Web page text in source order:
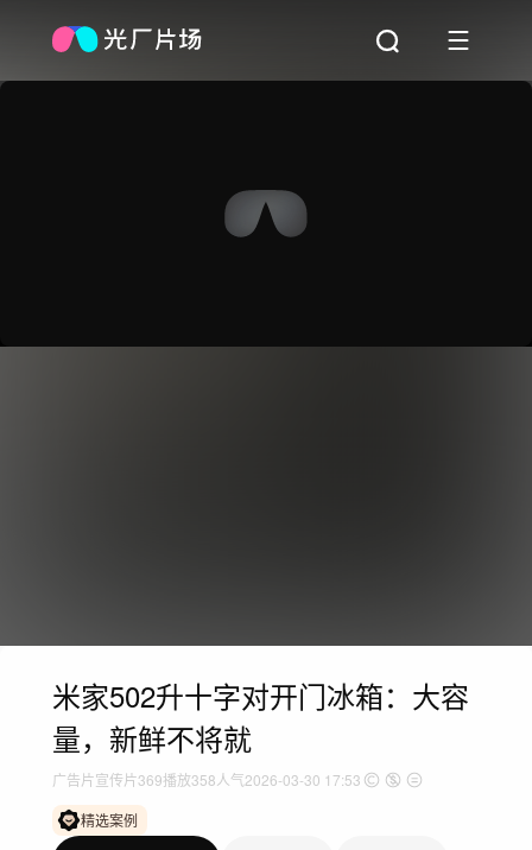
米家502升十字对开门冰箱：大容
量，新鲜不将就
广告片宣传片369播放358人气2026-03-30 17:53
精选案例